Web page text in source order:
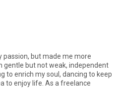
passion, but made me more
gentle but not weak, independent
to enrich my soul, dancing to keep
to enjoy life. As a freelance